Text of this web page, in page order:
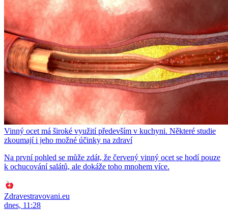
Vinný ocet má široké využití především v kuchyni. Některé studie
zkoumají i jeho možné účinky na zdraví
Na první pohled se může zdát, že červený vinný ocet se hodí pouze
k ochucování salátů, ale dokáže toho mnohem více.
Zdravestravovani.eu
dnes, 11:28